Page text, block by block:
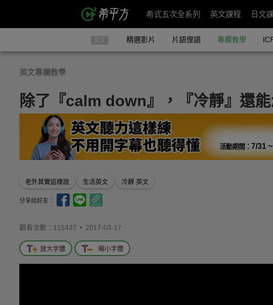
希式五次全系列 英文課程 日文
英文 精選影片 片語俚語 專欄教學
英文專欄教學
除了『calm down』，『冷靜』還能
活動期間： 7/31
老外其實這樣說 生活英文 冷靜 英文
分享給好友：
觀看次數：115437 • 2017-03-17
放大字體 縮小字體